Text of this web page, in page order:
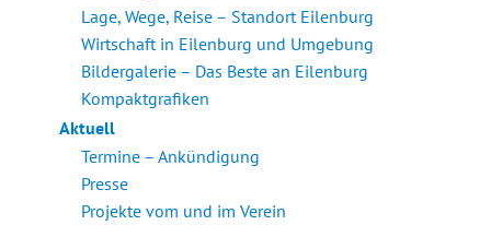
Lage, Wege, Reise – Standort Eilenburg
Wirtschaft in Eilenburg und Umgebung
Bildergalerie – Das Beste an Eilenburg
Kompaktgrafiken
Aktuell
Termine – Ankündigung
Presse
Projekte vom und im Verein